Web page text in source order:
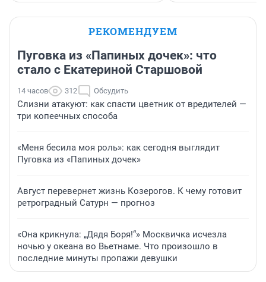
РЕКОМЕНДУЕМ
Пуговка из «Папиных дочек»: что
стало с Екатериной Старшовой
14 часов 312 Обсудить
Слизни атакуют: как спасти цветник от вредителей —
три копеечных способа
«Меня бесила моя роль»: как сегодня выглядит
Пуговка из «Папиных дочек»
Август перевернет жизнь Козерогов. К чему готовит
ретроградный Сатурн — прогноз
«Она крикнула: „Дядя Боря!“» Москвичка исчезла
ночью у океана во Вьетнаме. Что произошло в
последние минуты пропажи девушки